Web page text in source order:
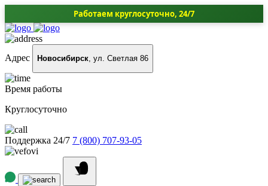
Работаем круглосуточно, 24/7
Адрес Новосибирск, ул. Светлая 86
Время работы
Круглосуточно
Поддержка 24/7 7 (800) 707-93-05